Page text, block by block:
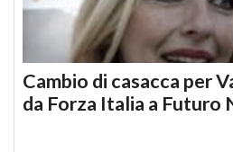
Cambio di casacca per
da Forza Italia a Futuro